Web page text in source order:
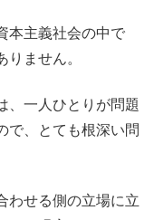
本主義社会の中で
ません。
、一人ひとりが問題
で、とても根深い問
わせる側の立場に立